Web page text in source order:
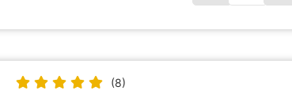
(8)